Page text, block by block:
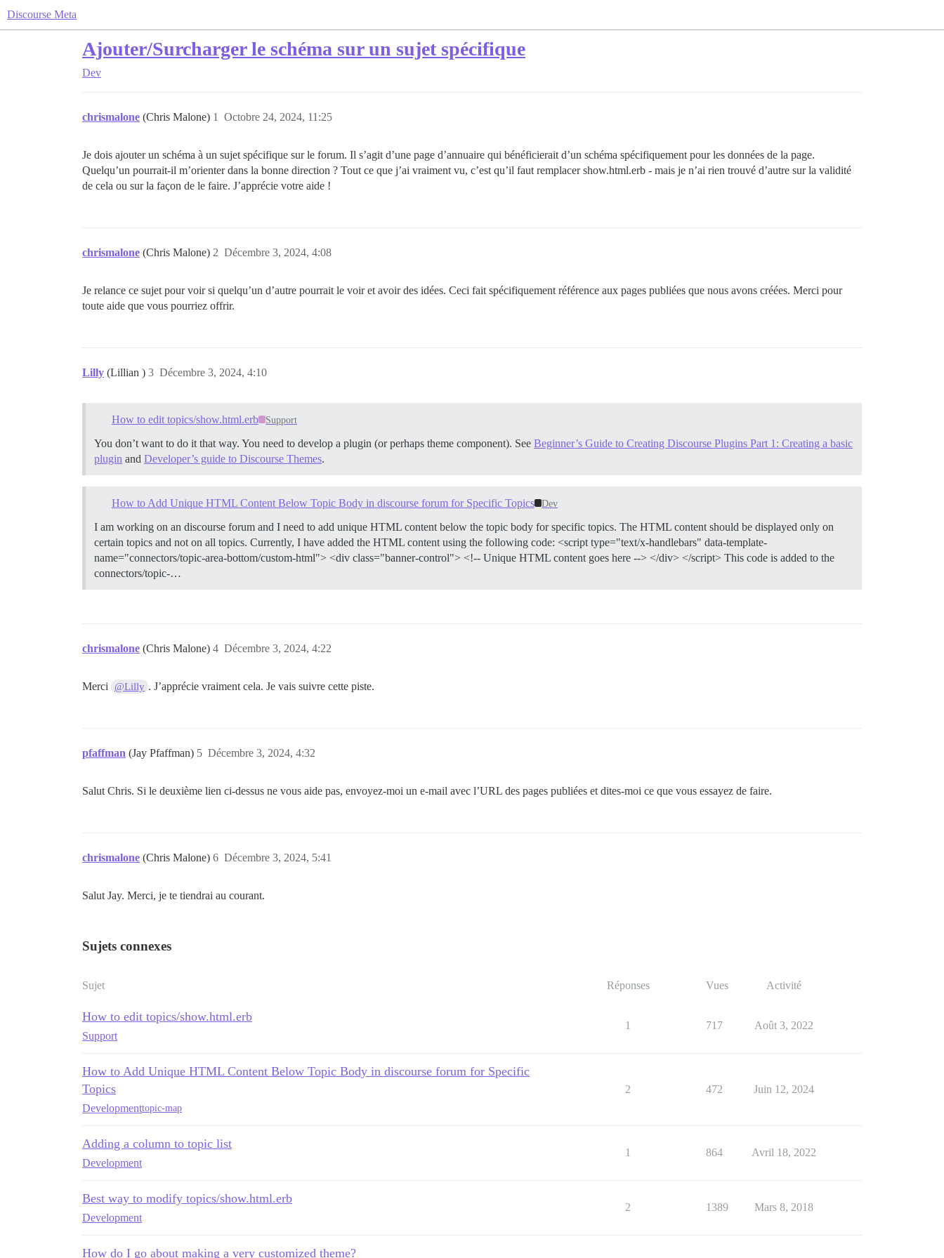
Discourse Meta
Ajouter/Surcharger le schéma sur un sujet spécifique
Dev
chrismalone (Chris Malone) Octobre 24, 2024, 11:25
1
Je dois ajouter un schéma à un sujet spécifique sur le forum. Il s’agit d’une page d’annuaire qui bénéficierait d’un schéma spécifiquement pour les données de la page.
Quelqu’un pourrait-il m’orienter dans la bonne direction ? Tout ce que j’ai vraiment vu, c’est qu’il faut remplacer show.html.erb - mais je n’ai rien trouvé d’autre sur la validité
de cela ou sur la façon de le faire. J’apprécie votre aide !
chrismalone (Chris Malone) Décembre 3, 2024, 4:08
2
Je relance ce sujet pour voir si quelqu’un d’autre pourrait le voir et avoir des idées. Ceci fait spécifiquement référence aux pages publiées que nous avons créées. Merci pour
toute aide que vous pourriez offrir.
Lilly (Lillian ) Décembre 3, 2024, 4:10
3
How to edit topics/show.html.erb Support
You don’t want to do it that way. You need to develop a plugin (or perhaps theme component). See Beginner’s Guide to Creating Discourse Plugins Part 1: Creating a basic
plugin and Developer’s guide to Discourse Themes.
How to Add Unique HTML Content Below Topic Body in discourse forum for Specific Topics Dev
I am working on an discourse forum and I need to add unique HTML content below the topic body for specific topics. The HTML content should be displayed only on
certain topics and not on all topics. Currently, I have added the HTML content using the following code: <script type="text/x-handlebars" data-template-
name="connectors/topic-area-bottom/custom-html"> <div class="banner-control"> <!-- Unique HTML content goes here --> </div> </script> This code is added to the
connectors/topic-…
chrismalone (Chris Malone) Décembre 3, 2024, 4:22
4
Merci @Lilly . J’apprécie vraiment cela. Je vais suivre cette piste.
pfaffman (Jay Pfaffman) Décembre 3, 2024, 4:32
5
Salut Chris. Si le deuxième lien ci-dessus ne vous aide pas, envoyez-moi un e-mail avec l’URL des pages publiées et dites-moi ce que vous essayez de faire.
chrismalone (Chris Malone) Décembre 3, 2024, 5:41
6
Salut Jay. Merci, je te tiendrai au courant.
Sujets connexes
Sujet Réponses Vues Activité
How to edit topics/show.html.erb
Support
1 717 Août 3, 2022
How to Add Unique HTML Content Below Topic Body in discourse forum for Specific
Topics
Developmenttopic-map
2 472 Juin 12, 2024
Adding a column to topic list
Development
1 864 Avril 18, 2022
Best way to modify topics/show.html.erb
Development
2 1389 Mars 8, 2018
How do I go about making a very customized theme?